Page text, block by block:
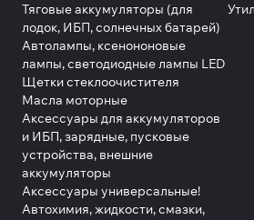
Тяговые аккумуляторы (для
лодок, ИБП, солнечных батарей)
Автолампы, ксенононовые
лампы, светодиодные лампы LED
Щетки стеклоочистителя
Масла моторные
Аксессуары для аккумуляторов
и ИБП, зарядные, пусковые
устройства, внешние
аккумуляторы
Аксессуары универсальные!
Автохимия, жидкости, смазки,